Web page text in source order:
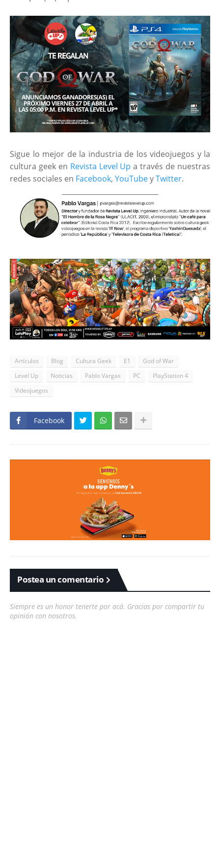
Sigue lo mejor de la industria de los videojuegos y la
cultura geek en Revista Level Up a través de nuestras
redes sociales en Facebook, YouTubeyTwitter.
Artículos Blog Cultura Geek E1
God of War
Level Up
Noticias Pablo Vargas PC
PlayStation 4
Videojuegos
Facebook
Postea un comentario
Siempre es un honor tenerte por acá. Gracias por compartir tu
opinión con nosotros.